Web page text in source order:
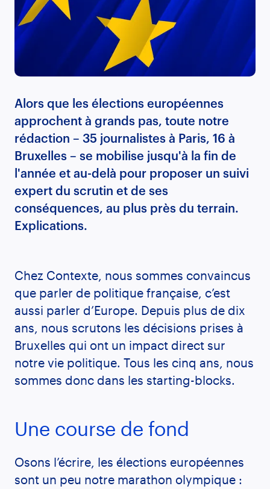
Alors que les élections européennes
approchent à grands pas, toute notre
rédaction – 35 journalistes à Paris, 16 à
Bruxelles – se mobilise jusqu'à la fin de
l'année et au-delà pour proposer un suivi
expert du scrutin et de ses
conséquences, au plus près du terrain.
Explications.
Chez Contexte, nous sommes convaincus
que parler de politique française, c’est
aussi parler d’Europe. Depuis plus de dix
ans, nous scrutons les décisions prises à
Bruxelles qui ont un impact direct sur
notre vie politique. Tous les cinq ans, nous
sommes donc dans les starting-blocks.
Une course de fond
Osons l’écrire, les élections européennes
sont un peu notre marathon olympique :